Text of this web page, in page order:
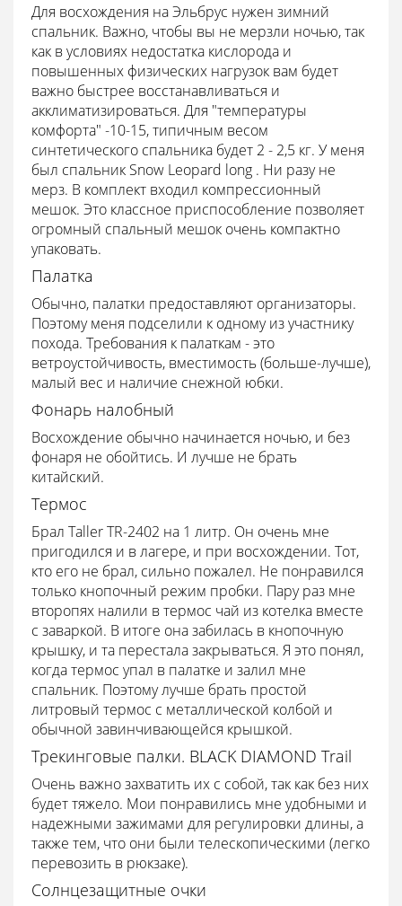
Для восхождения на Эльбрус нужен зимний
спальник. Важно, чтобы вы не мерзли ночью, так
как в условиях недостатка кислорода и
повышенных физических нагрузок вам будет
важно быстрее восстанавливаться и
акклиматизироваться. Для "температуры
комфорта" -10-15, типичным весом
синтетического спальника будет 2 - 2,5 кг. У меня
был спальник Snow Leopard long . Ни разу не
мерз. В комплект входил компрессионный
мешок. Это классное приспособление позволяет
огромный спальный мешок очень компактно
упаковать.
Палатка
Обычно, палатки предоставляют организаторы.
Поэтому меня подселили к одному из участнику
похода. Требования к палаткам - это
ветроустойчивость, вместимость (больше-лучше),
малый вес и наличие снежной юбки.
Фонарь налобный
Восхождение обычно начинается ночью, и без
фонаря не обойтись. И лучше не брать
китайский.
Термос
Брал Taller TR-2402 на 1 литр. Он очень мне
пригодился и в лагере, и при восхождении. Тот,
кто его не брал, сильно пожалел. Не понравился
только кнопочный режим пробки. Пару раз мне
второпях налили в термос чай из котелка вместе
с заваркой. В итоге она забилась в кнопочную
крышку, и та перестала закрываться. Я это понял,
когда термос упал в палатке и залил мне
спальник. Поэтому лучше брать простой
литровый термос с металлической колбой и
обычной завинчивающейся крышкой.
Трекинговые палки. BLACK DIAMOND Trail
Очень важно захватить их с собой, так как без них
будет тяжело. Мои понравились мне удобными и
надежными зажимами для регулировки длины, а
также тем, что они были телескопическими (легко
перевозить в рюкзаке).
Солнцезащитные очки